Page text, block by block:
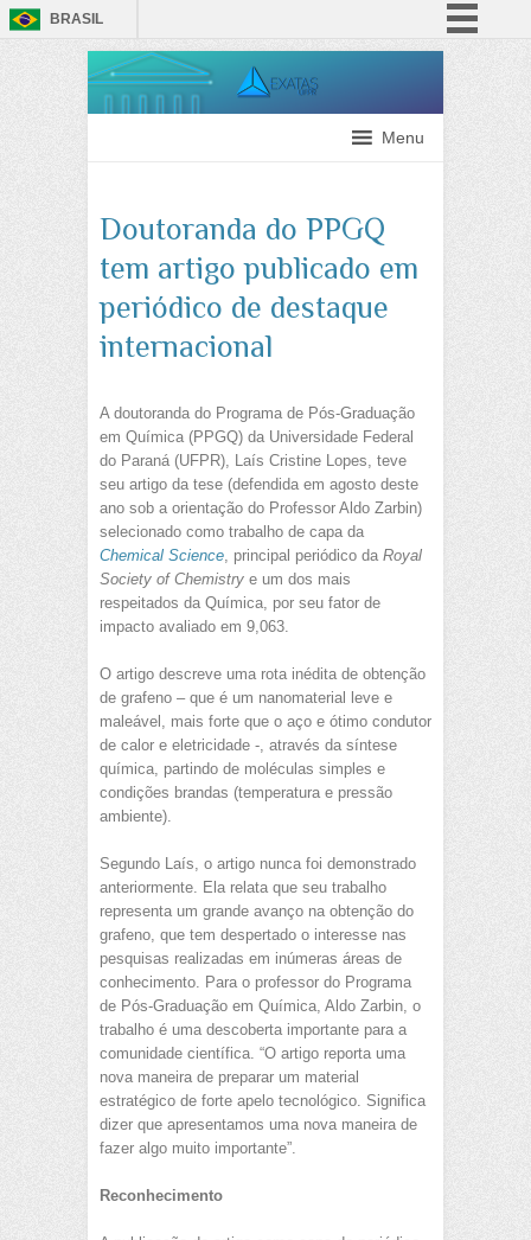
BRASIL
Participe
Canais
Menu
Doutoranda do PPGQ
tem artigo publicado em
periódico de destaque
internacional
A doutoranda do Programa de Pós-Graduação
em Química (PPGQ) da Universidade Federal
do Paraná (UFPR), Laís Cristine Lopes, teve
seu artigo da tese (defendida em agosto deste
ano sob a orientação do Professor Aldo Zarbin)
selecionado como trabalho de capa da
Chemical Science , principal periódico da Royal
Society of Chemistry e um dos mais
respeitados da Química, por seu fator de
impacto avaliado em 9,063.
O artigo descreve uma rota inédita de obtenção
de grafeno – que é um nanomaterial leve e
maleável, mais forte que o aço e ótimo condutor
de calor e eletricidade -, através da síntese
química, partindo de moléculas simples e
condições brandas (temperatura e pressão
ambiente).
Segundo Laís, o artigo nunca foi demonstrado
anteriormente. Ela relata que seu trabalho
representa um grande avanço na obtenção do
grafeno, que tem despertado o interesse nas
pesquisas realizadas em inúmeras áreas de
conhecimento. Para o professor do Programa
de Pós-Graduação em Química, Aldo Zarbin, o
trabalho é uma descoberta importante para a
comunidade científica. “O artigo reporta uma
nova maneira de preparar um material
estratégico de forte apelo tecnológico. Significa
dizer que apresentamos uma nova maneira de
fazer algo muito importante”.
Reconhecimento